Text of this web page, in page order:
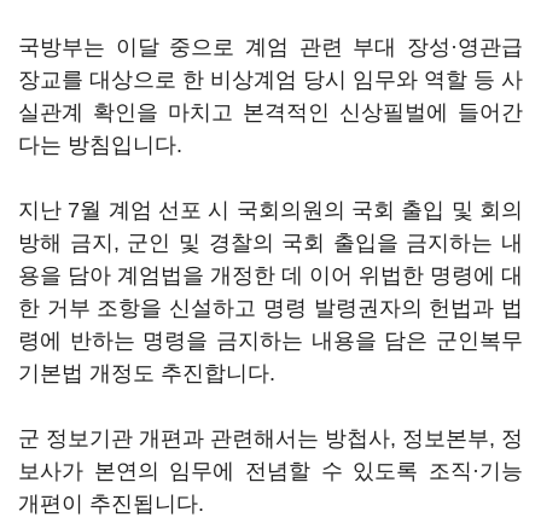
국방부는 이달 중으로 계엄 관련 부대 장성·영관급
장교를 대상으로 한 비상계엄 당시 임무와 역할 등 사
실관계 확인을 마치고 본격적인 신상필벌에 들어간
다는 방침입니다.
지난 7월 계엄 선포 시 국회의원의 국회 출입 및 회의
방해 금지, 군인 및 경찰의 국회 출입을 금지하는 내
용을 담아 계엄법을 개정한 데 이어 위법한 명령에 대
한 거부 조항을 신설하고 명령 발령권자의 헌법과 법
령에 반하는 명령을 금지하는 내용을 담은 군인복무
기본법 개정도 추진합니다.
군 정보기관 개편과 관련해서는 방첩사, 정보본부, 정
보사가 본연의 임무에 전념할 수 있도록 조직·기능
개편이 추진됩니다.